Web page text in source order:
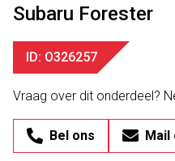
Subaru Forester
ID: O326257
Vraag over dit onderdeel?
Bel ons Mail